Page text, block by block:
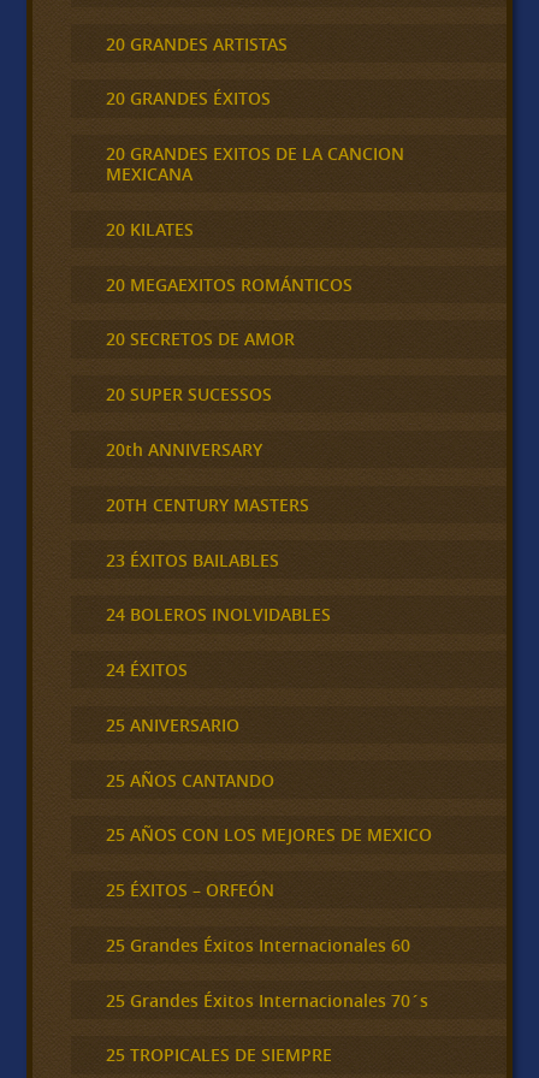
20 GRANDES ARTISTAS
20 GRANDES ÉXITOS
20 GRANDES EXITOS DE LA CANCION
MEXICANA
20 KILATES
20 MEGAEXITOS ROMÁNTICOS
20 SECRETOS DE AMOR
20 SUPER SUCESSOS
20th ANNIVERSARY
20TH CENTURY MASTERS
23 ÉXITOS BAILABLES
24 BOLEROS INOLVIDABLES
24 ÉXITOS
25 ANIVERSARIO
25 AÑOS CANTANDO
25 AÑOS CON LOS MEJORES DE MEXICO
25 ÉXITOS – ORFEÓN
25 Grandes Éxitos Internacionales 60
25 Grandes Éxitos Internacionales 70´s
25 TROPICALES DE SIEMPRE